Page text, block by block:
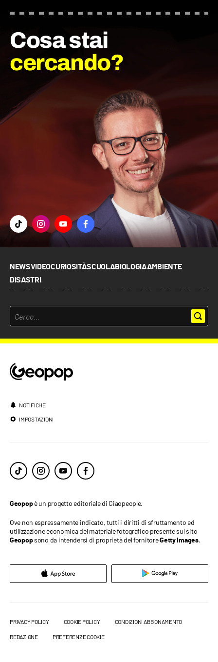
Cosa stai
cercando?
NEWSVIDEOCURIOSITÀSCUOLABIOLOGIAAMBIENTE
DISASTRI
NOTIFICHE
IMPOSTAZIONI
Geopopè un progetto editoriale di Ciaopeople.
Ove non espressamente indicato, tutti i diritti di sfruttamento ed
utilizzazione economica del materiale fotografico presente sul sito
Geopopsono da intendersi di proprietà del fornitoreGetty Images.
PRIVACY POLICY COOKIE POLICY CONDIZIONI ABBONAMENTO
REDAZIONE PREFERENZE COOKIE